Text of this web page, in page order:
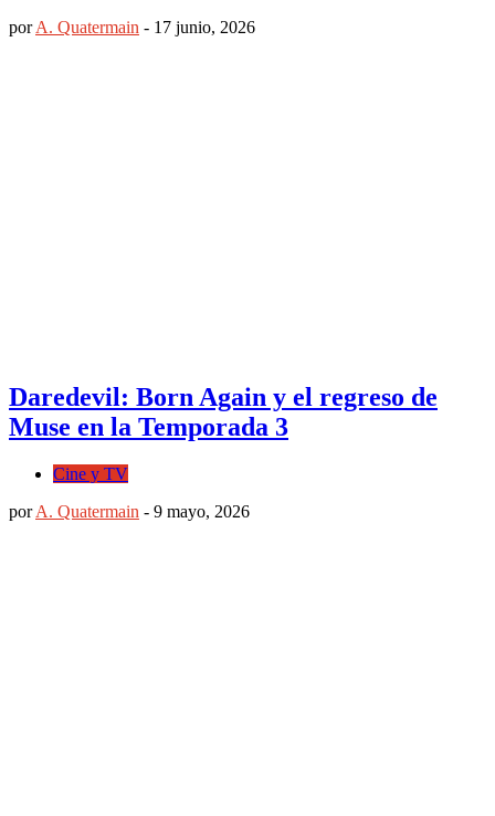
porA. Quatermain - 17 junio, 2026
Daredevil: Born Again y el regreso de
Muse en la Temporada 3
Cine y TV
porA. Quatermain - 9 mayo, 2026